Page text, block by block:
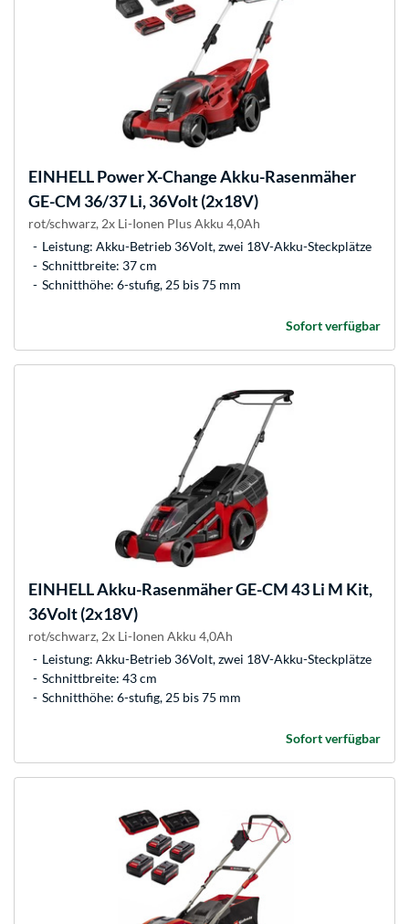
EINHELLPower X-Change Akku-Rasenmäher
GE-CM 36/37 Li, 36Volt (2x18V)
rot/schwarz, 2x Li-Ionen Plus Akku 4,0Ah
Leistung: Akku-Betrieb 36Volt, zwei 18V-Akku-Steckplätze
Schnittbreite: 37 cm
Schnitthöhe: 6-stufig, 25 bis 75 mm
Sofort verfügbar
EINHELLAkku-Rasenmäher GE-CM 43 Li M Kit,
36Volt (2x18V)
rot/schwarz, 2x Li-Ionen Akku 4,0Ah
Leistung: Akku-Betrieb 36Volt, zwei 18V-Akku-Steckplätze
Schnittbreite: 43 cm
Schnitthöhe: 6-stufig, 25 bis 75 mm
Sofort verfügbar